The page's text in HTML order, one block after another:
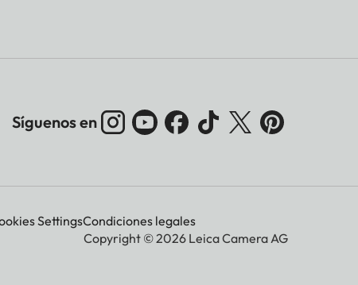
Síguenos en
SettingsCondiciones legales
Copyright © 2026 Leica Camera AG